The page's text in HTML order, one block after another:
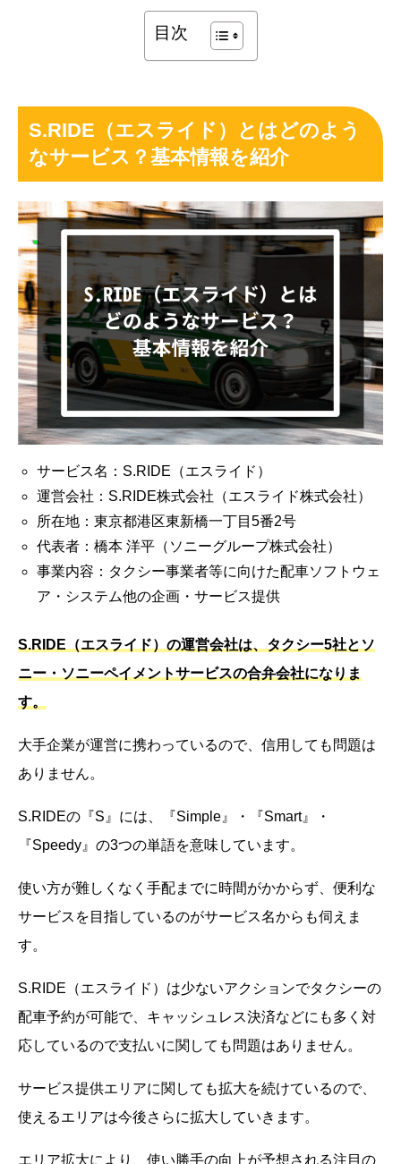
目次
S.RIDE（エスライド）とはどのよう
なサービス？基本情報を紹介
サービス名：S.RIDE（エスライド）
運営会社：S.RIDE株式会社（エスライド株式会社）
所在地：東京都港区東新橋一丁目5番2号
代表者：橋本 洋平（ソニーグループ株式会社）
事業内容：タクシー事業者等に向けた配車ソフトウェ
ア・システム他の企画・サービス提供
S.RIDE（エスライド）の運営会社は、タクシー5社とソ
ニー・ソニーペイメントサービスの合弁会社になりま
す。
大手企業が運営に携わっているので、信用しても問題は
ありません。
S.RIDEの『S』には、『Simple』・『Smart』・
『Speedy』の3つの単語を意味しています。
使い方が難しくなく手配までに時間がかからず、便利な
サービスを目指しているのがサービス名からも伺えま
す。
S.RIDE（エスライド）は少ないアクションでタクシーの
配車予約が可能で、キャッシュレス決済などにも多く対
応しているので支払いに関しても問題はありません。
サービス提供エリアに関しても拡大を続けているので、
使えるエリアは今後さらに拡大していきます。
エリア拡大により、使い勝手の向上が予想される注目の